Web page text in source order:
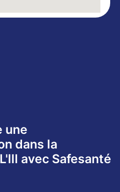
une
dans la
avec Safesanté